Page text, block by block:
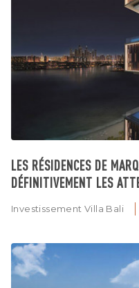
LES RÉSIDENCES DE
DÉFINITIVEMENT LES
Investissement Villa Bali